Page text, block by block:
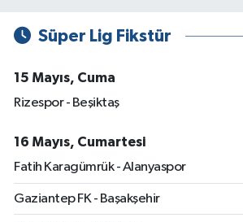
Süper Lig Fikstür
15 Mayıs, Cuma
Rizespor - Beşiktaş
16 Mayıs, Cumartesi
Fatih Karagümrük - Alanyaspor
Gaziantep FK - Başakşehir